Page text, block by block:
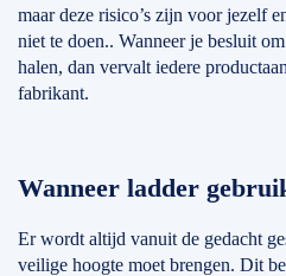
maar deze risico’s zijn voor jezelf
niet te doen.. Wanneer je besluit
halen, dan vervalt iedere
fabrikant.
Wanneer ladder
Er wordt altijd vanuit de gedacht
veilige hoogte moet brengen. Dit